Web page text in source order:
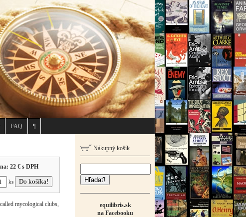
FAQ ¶
22 €s DPH
ks
mycological clubs,
Nákupný košík
Hľadať!
equilibris.sk
na Facebooku